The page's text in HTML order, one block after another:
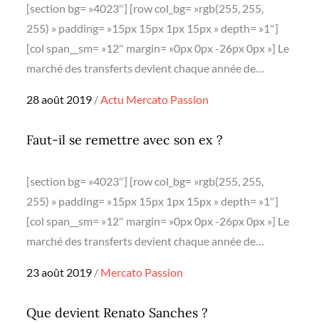
[section bg= »4023″] [row col_bg= »rgb(255, 255,
255) » padding= »15px 15px 1px 15px » depth= »1″]
[col span__sm= »12″ margin= »0px 0px -26px 0px »] Le
marché des transferts devient chaque année de…
Posted
28 août 2019 Actu Mercato Passion
Faut-il se remettre avec son ex ?
[section bg= »4023″] [row col_bg= »rgb(255, 255,
255) » padding= »15px 15px 1px 15px » depth= »1″]
[col span__sm= »12″ margin= »0px 0px -26px 0px »] Le
marché des transferts devient chaque année de…
Posted
23 août 2019 Mercato Passion
Que devient Renato Sanches ?